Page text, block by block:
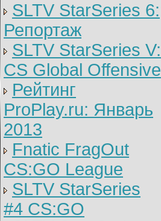
SLTV StarSeries 6:
Репортаж
SLTV StarSeries V:
CS Global Offensive
Рейтинг
ProPlay.ru: Январь
2013
Fnatic FragOut
CS:GO League
SLTV StarSeries
#4 CS:GO